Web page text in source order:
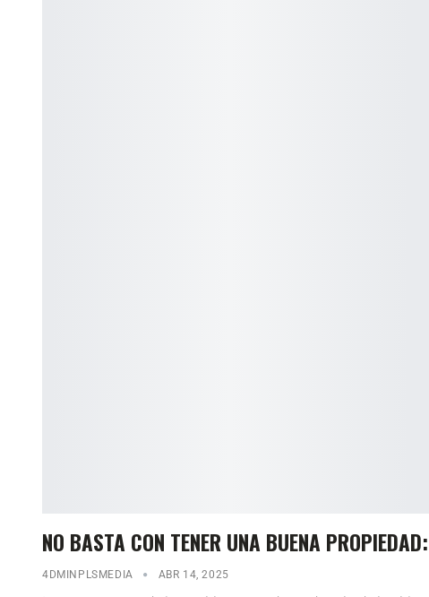
NO BASTA CON TENER UNA BUENA
4DMINPLSMEDIA ABR 14, 2025